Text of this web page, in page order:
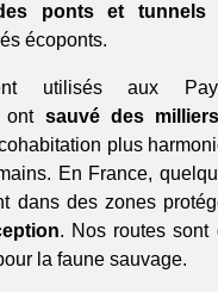
ponts et tunnels
écoponts.
utilisés aux
ont sauvé des
plus
En France,
dans des zones
. Nos routes sont
la faune sauvage.